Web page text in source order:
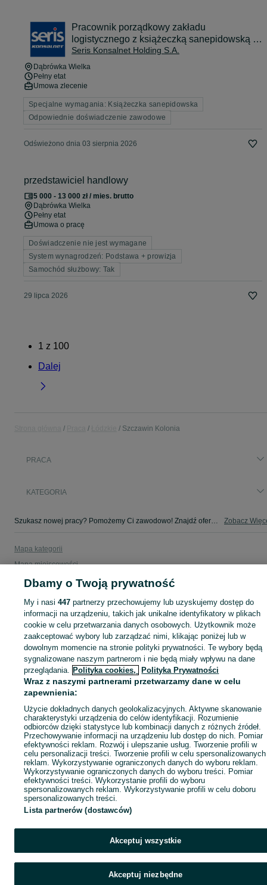
Pracownik porządkowy zakładu
logistycznego z książeczką sanepidowską w
Dąbrówce Wielkiej (k/m)
Seris Konsalnet Holding S.A.
Dąbrówka Wielka
Pełny etat
Umowa zlecenie
Specjalne wymagania: Książeczka sanepidowska
Odpowiednie doświadczenie zawodowe
Odświeżono dnia 03 sierpnia 2026
przedstawiciel handlowy
5 000 - 13 000 zł / mies. brutto
Dąbrówka Wielka
Pełny etat
Umowa o pracę
Doświadczenie nie jest wymagane
System wynagrodzeń: Podstawa + prowizja
Samochód służbowy: Tak
29 lipca 2026
1 z 100
Dalej
Szczawin Kolonia
PRACA
KATEGORIA
Szukasz nowej pracy? Pomożemy Ci zawodowo! Znajdź ofertę dla siebie w kategorii Praca na OLX - Szczawin Kolonia i okolice! Zobacz
Mapa kategorii
Mapa miejscowości
Mapa ministron
Dbamy o Twoją prywatność
My i nasi447 partnerzy przechowujemy lub uzyskujemy dostęp do
informacji na urządzeniu, takich jak unikalne identyfikatory w plikach
cookie w celu przetwarzania danych osobowych. Użytkownik może
zaakceptować wybory lub zarządzać nimi, klikając poniżej lub w
dowolnym momencie na stronie polityki prywatności. Te wybory będą
sygnalizowane naszym partnerom i nie będą miały wpływu na dane
przeglądania. Polityka cookies, Polityka Prywatności
Wraz z naszymi partnerami przetwarzamy dane w celu
zapewnienia:
Użycie dokładnych danych geolokalizacyjnych. Aktywne skanowanie
charakterystyki urządzenia do celów identyfikacji. Rozumienie
odbiorców dzięki statystyce lub kombinacji danych z różnych źródeł.
Przechowywanie informacji na urządzeniu lub dostęp do nich. Pomiar
efektywności reklam. Rozwój i ulepszanie usług. Tworzenie profili w
celu personalizacji treści. Tworzenie profili w celu spersonalizowanych
reklam. Wykorzystywanie ograniczonych danych do wyboru reklam.
Wykorzystywanie ograniczonych danych do wyboru treści. Pomiar
efektywności treści. Wykorzystanie profili do wyboru
spersonalizowanych reklam. Wykorzystywanie profili w celu doboru
spersonalizowanych treści.
Lista partnerów (dostawców)
Akceptuj wszystkie
Akceptuj niezbędne